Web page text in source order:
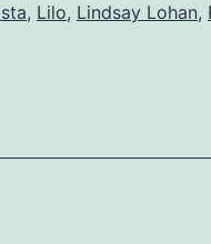
, Lilo, Lindsay Lohan,